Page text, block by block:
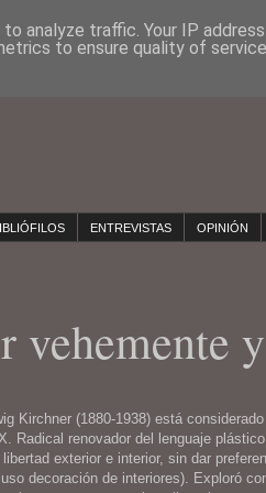
ENTREVISTAS OPINIÓN
vehemente
Kirchner (1880-1938) está
Radical renovador del lenguaje
exterior e interior, sin dar
decoración de interiores). Exploró
analyze traffic. Your IP
to ensure quality of